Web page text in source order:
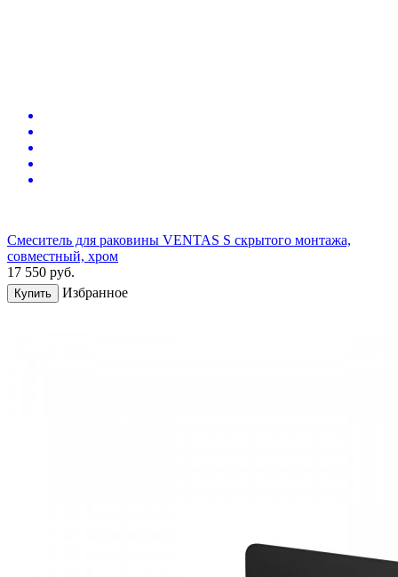
Смеситель для раковины VENTAS S скрытого монтажа,
совместный, хром
17 550 руб.
Купить Избранное